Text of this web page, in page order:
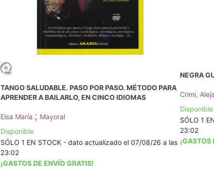
TANGO SALUDABLE. PASO POR PASO. MÉTODO PARA
APRENDER A BAILARLO, EN CINCO IDIOMAS
Elsa María ; Mayoral
Disponible
SÓLO 1 EN STOCK - dato actualizado el 07/08/26 a las
23:02
¡GASTOS DE ENVÍO GRATIS!
NEGRA
Crimi,
Disponible
SÓLO 1
23:02
¡GASTOS